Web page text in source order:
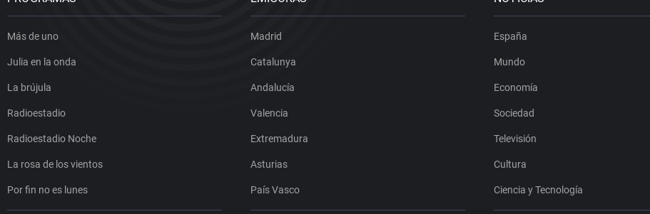
Más de uno
Julia en la onda
La brújula
Radioestadio
Radioestadio Noche
La rosa de los vientos
Por fin no es lunes
Madrid
Catalunya
Andalucía
Valencia
Extremadura
Asturias
País Vasco
España
Mundo
Economía
Sociedad
Televisión
Cultura
Ciencia y Tecnología